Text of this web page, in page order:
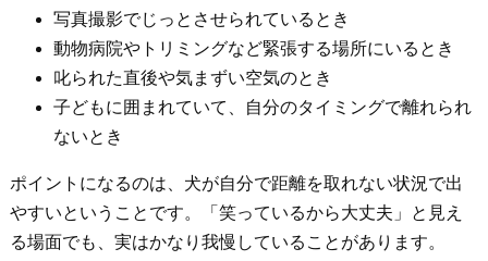
写真撮影でじっとさせられているとき
動物病院やトリミングなど緊張する場所にいるとき
叱られた直後や気まずい空気のとき
子どもに囲まれていて、自分のタイミングで離れられ
ないとき
ポイントになるのは、犬が自分で距離を取れない状況で出
やすいということです。「笑っているから大丈夫」と見え
る場面でも、実はかなり我慢していることがあります。